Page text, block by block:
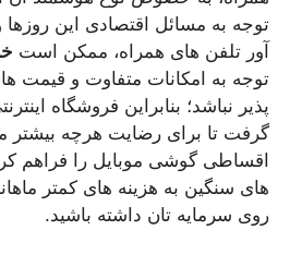
توجه به مسائل اقتصادی این
آور تلفن های همراه، ممکن است
توجه به امکانات متفاوت و قیمت
گرفت تا برای رضایت هرچه بیشتر
اقساطی گوشی موبایل را فراهم
های سنگین به هزینه های کمتر
روی سرمایه تان داشته باشید.